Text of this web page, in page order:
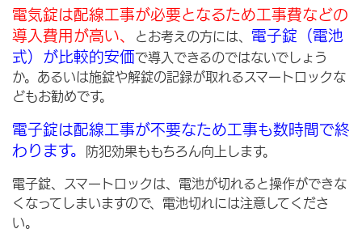
電気錠は配線工事が必要となるため工事費などの
導入費用が高い、
とお考えの方には、 電子錠（電池
式）が比較的安価で導入できるのではないでしょう
か。あるいは施錠や解錠の記録が取れるスマートロックな
どもお勧めです。
電子錠は配線工事が不要なため工事も数時間で終
わります。 防犯効果ももちろん向上します。
電子錠、スマートロックは、電池が切れると操作ができな
くなってしまいますので、電池切れには注意してくださ
い。